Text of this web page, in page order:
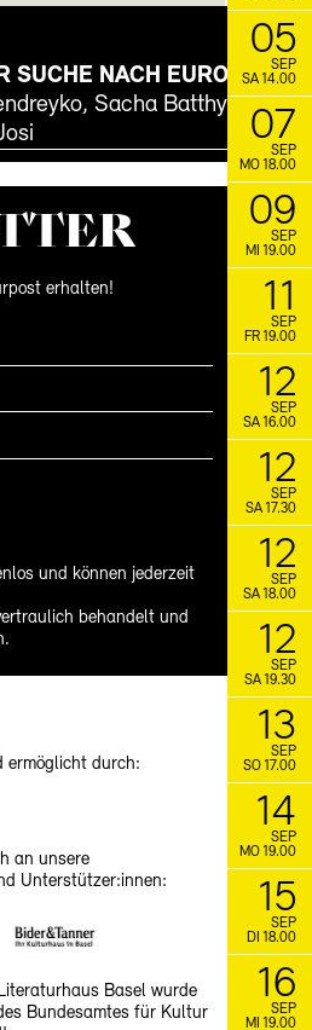
SUCHE NACH EUROPA Mit
Sacha Batthyany und
erhalten!
und können jederzeit
behandelt und
ermöglicht durch:
an unsere
Unterstützer:innen:
Basel wurde
Bundesamtes für Kultur
05
SEP
SA 14.00
07
SEP
MO 18.00
09
SEP
MI 19.00
11
SEP
FR 19.00
12
SEP
SA 16.00
12
SEP
SA 17.30
12
SEP
SA 18.00
12
SEP
SA 19.30
13
SEP
SO 17.00
14
SEP
MO 19.00
15
SEP
DI 18.00
16
SEP
MI 19.00